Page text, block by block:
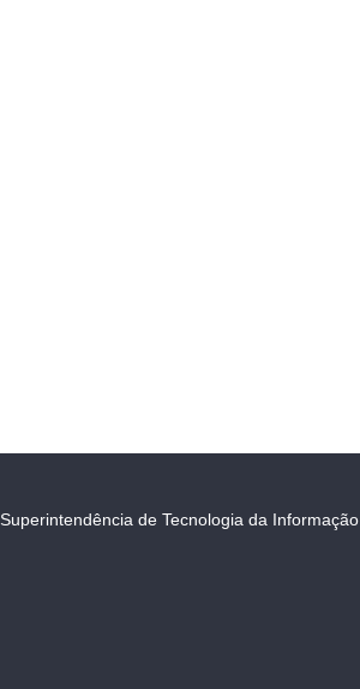
Superintendência de Tecnologia da Informação